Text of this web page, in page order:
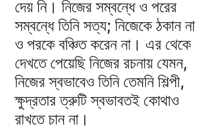
দেয় নি। নিজের সম্বন্ধে ও পরের
সম্বন্ধে তিনি সত্য; নিজেকে ঠকান না
ও পরকে বঞ্চিত করেন না। এর থেকে
দেখতে পেয়েছি নিজের রচনায় যেমন,
নিজের স্বভাবেও তিনি তেমনি শিল্পী,
ক্ষুদ্রতার ত্রুটি স্বভাবতই কোথাও
রাখতে চান না।